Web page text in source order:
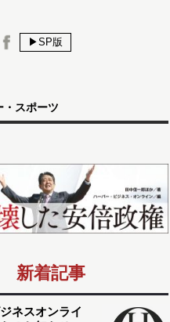
▶SP版
・スポーツ
新着記事
ネスオンライ